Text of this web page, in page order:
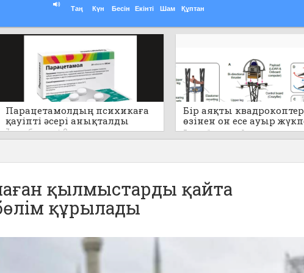
Таң Күн Бесін Екінті Шам Құптан
Парацетамолдың психикаға
қауіпті әсері анықталды
7 сағат бұрын 0
Бір аяқты квадрокоптер
өзінен он есе ауыр
секіре алады (видео)
7 сағат бұрын 0
қылмыстарды қайта
құрылады